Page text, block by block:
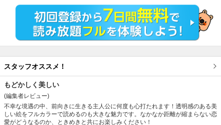
一方、ティナ―リアは幼い頃の大切な思い出を胸に、皇太子を一途に想い続けて
王女として生まれながら家族に疎まれ使用人以下の扱いを受けていた彼女に、初
めて笑いかけてくれた人だからーー…。
しかし夫となるキースファルトは彼女に「恋人がいる」と冷たく言い放ってー
ー？
※この作品は『PRIMO Vol.1』に収録されています。重複購入にご注意下さい。
スタッフオススメ！
もどかしく美しい
(編集者レビュー)
不幸な境遇の中、前向きに生きる主人公に何度も心打たれます！透明感のある美
しい絵をフルカラーで読めるのも大きな魅力です。なかなか距離が縮まらない恋
愛がどうなるのか、ときめきと共にお楽しみください！